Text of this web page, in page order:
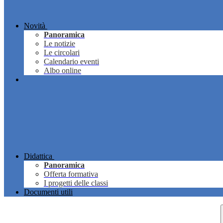
Novità
Panoramica
Le notizie
Le circolari
Calendario eventi
Albo online
Didattica
Panoramica
Offerta formativa
I progetti delle classi
Documenti utili